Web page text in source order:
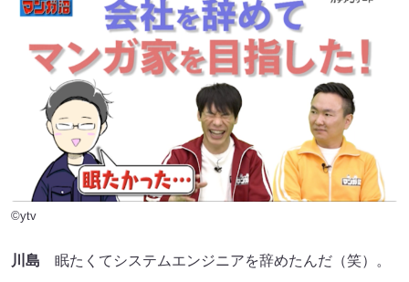
©ytv
川島 眠たくてシステムエンジニアを辞めたんだ（笑）。